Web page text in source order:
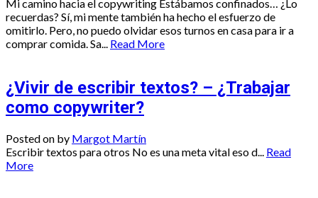
Mi camino hacia el copywriting Estábamos confinados… ¿Lo
recuerdas? Sí, mi mente también ha hecho el esfuerzo de
omitirlo. Pero, no puedo olvidar esos turnos en casa para ir a
comprar comida. Sa... Read More
¿Vivir de escribir textos? – ¿Trabajar
como copywriter?
Posted on by Margot Martín
Escribir textos para otros No es una meta vital eso d... Read
More